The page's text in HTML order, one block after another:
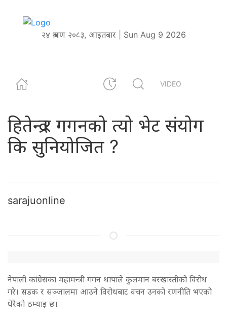
२४ श्रावण २०८३, आइतबार | Sun Aug 9 2026
VIDEO
हितेन्द्र र गगनको त्यो भेट संयोग
कि सुनियोजित ?
sarajuonline
नेपाली कांग्रेसका महामन्त्री गगन थापाले कुलमान बरखास्तीको विरोध
गरे। सडक र सञ्जालमा आउने विरोधबाट वचन उनको रणनीति भएको
धेरैको ठम्याइ छ।